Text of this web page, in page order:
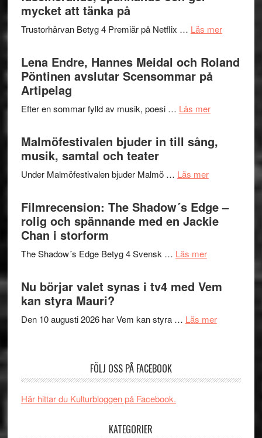
–
Delvis
bortom
terräng
mycket att tänka på
Trustorhärvan Betyg 4 Premiär på Netflix … Läs merom
–
Lena Endre, Hannes Meidal och Roland
Pöntinen avslutar Scensommar på
Artipelag
Efter en sommar fylld av musik, poesi … Läs merom
Hannes
Pöntinen
avslutar
Malmöfestivalen bjuder in till sång,
musik, samtal och teater
Under Malmöfestivalen bjuder Malmö … Läs merom
in
till
och
Filmrecension: The Shadow´s Edge –
rolig och spännande med en Jackie
Chan i storform
The Shadow´s Edge Betyg 4 Svensk … Läs merom
Shadow
Edge
spännande
Nu börjar valet synas i tv4 med Vem
kan styra Mauri?
Den 10 augusti 2026 har Vem kan styra … Läs merom
FÖLJ OSS PÅ FACEBOOK
Här hittar du Kulturbloggen på Facebook.
KATEGORIER